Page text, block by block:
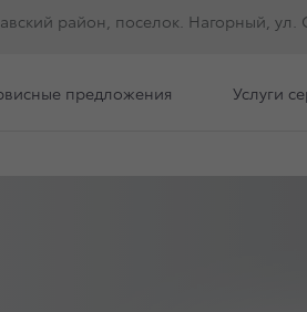
район, поселок. Нагорный, ул.
предложения Услуги